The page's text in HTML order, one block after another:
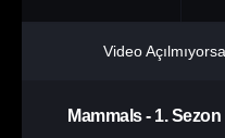
Video
Mammals- 1. Sezon